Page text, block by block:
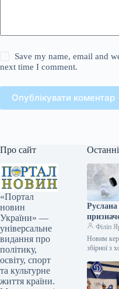
Save my name, email and
next time I comment.
Опублікувати коментар
Про сайт
«Портал
новин
України» —
універсальне
видання про
політику,
освіту, спорт
та культурне
життя країни.
Філіп
Новим
збірної з
юнацька
під…